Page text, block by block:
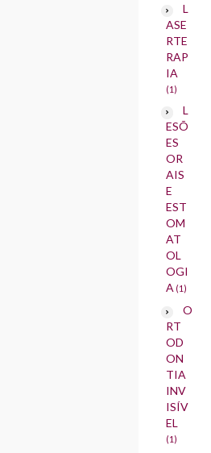
L
ASE
RTE
RAP
IA
(1)
L
ESÕ
ES
OR
AIS
E
EST
OM
AT
OL
OGI
A (1)
O
RT
OD
ON
TIA
INV
ISÍV
EL
(1)